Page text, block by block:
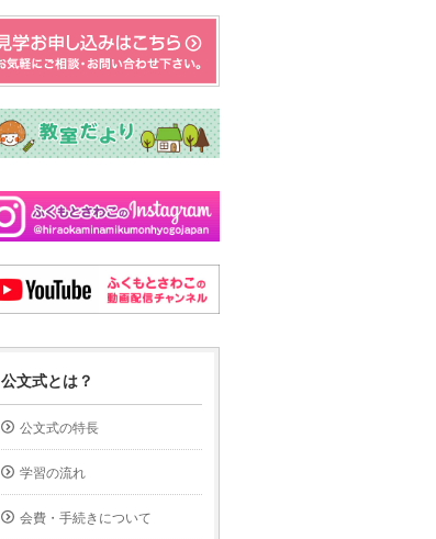
公文式とは？
公文式の特長
学習の流れ
会費・手続きについて